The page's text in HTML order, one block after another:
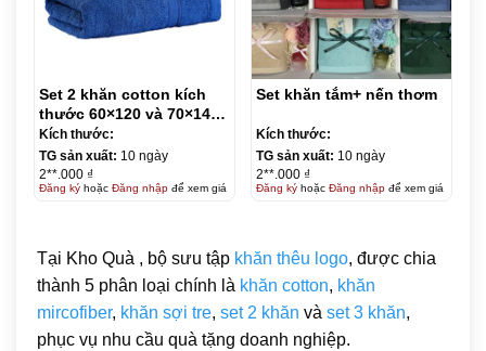
Set 2 khăn cotton kích
thước 60×120 và 70×140-
Khăn tắm
Kích thước:
TG sản xuất: 10 ngày
2**.000 ₫
Đăng kýhoặc Đăng nhậpđể xem giá
Set khăn tắm+ nến thơm
Kích thước:
TG sản xuất: 10 ngày
2**.000 ₫
Đăng kýhoặc Đăng nhậpđể xem giá
Tại Kho Quà , bộ sưu tập khăn thêu logo, được chia
thành 5 phân loại chính là khăn cotton, khăn
mircofiber, khăn sợi tre, set 2 khăn và set 3 khăn,
phục vụ nhu cầu quà tặng doanh nghiệp.